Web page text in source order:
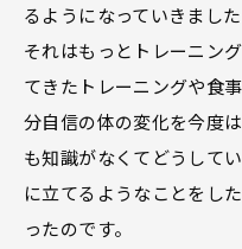
るようになっていきました
それはもっとトレーニン
てきたトレーニングや食
分自信の体の変化を今度
も知識がなくてどうして
に立てるようなことをし
ったのです。